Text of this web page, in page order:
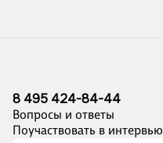
8 495 424-84-44
Вопросы и ответы
Поучаствовать в интервью